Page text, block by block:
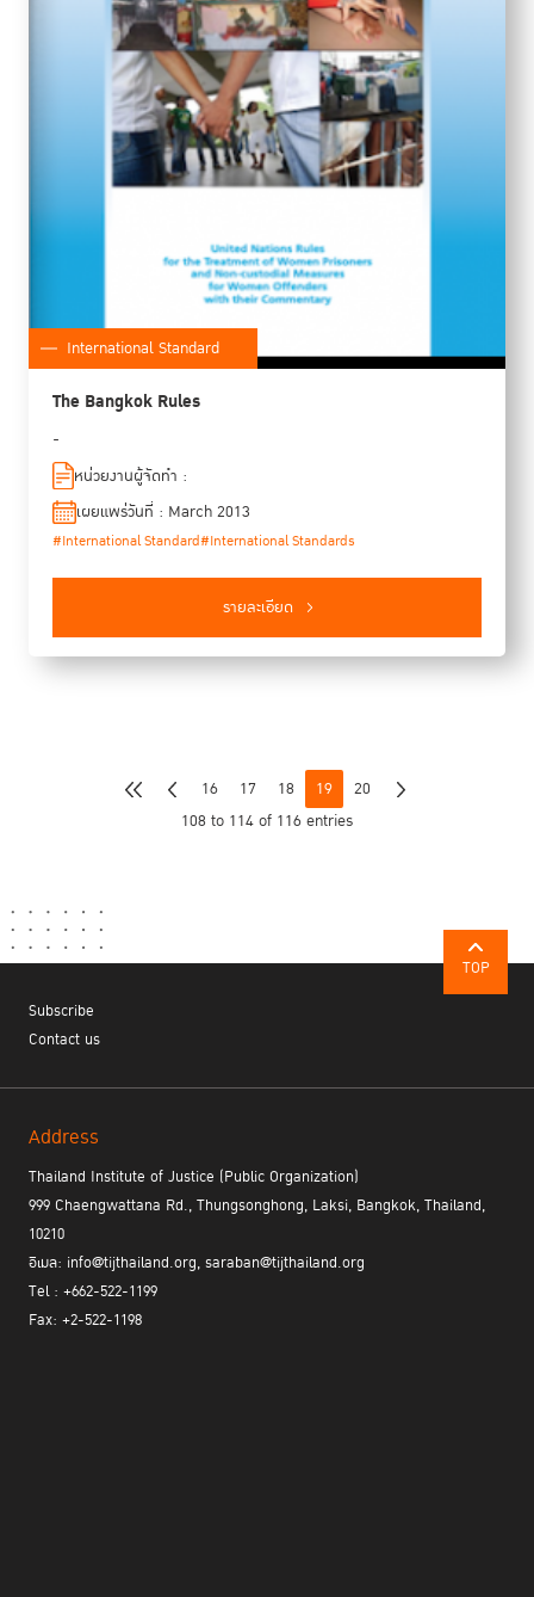
International Standard
The Bangkok Rules
-
หน่วยงานผู้จัดทำ :
เผยแพร่วันที่ : March 2013
#International Standard#International Standards
รายละเอียด
16 17 18 19
20
108 to 114 of 116 entries
TOP
Subscribe
Contact us
Address
Thailand Institute of Justice (Public Organization)
999 Chaengwattana Rd., Thungsonghong, Laksi, Bangkok, Thailand,
10210
อีเมล: info@tijthailand.org, saraban@tijthailand.org
Tel : +662-522-1199
Fax: +2-522-1198